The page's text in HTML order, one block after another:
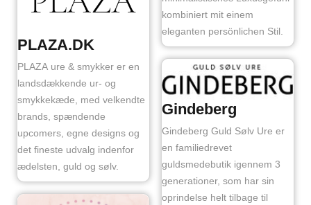
PLAZA.DK
PLAZA ure & smykker er en
landsdækkende ur- og
smykkekæde, med velkendte
brands, spændende
upcomers, egne designs og
det fineste udvalg indenfor
ædelsten, guld og sølv.
kombiniert mit einem
eleganten persönlichen Stil.
Gindeberg
Gindeberg Guld Sølv Ure er
en familiedrevet
guldsmedebutik igennem 3
generationer, som har sin
oprindelse helt tilbage til